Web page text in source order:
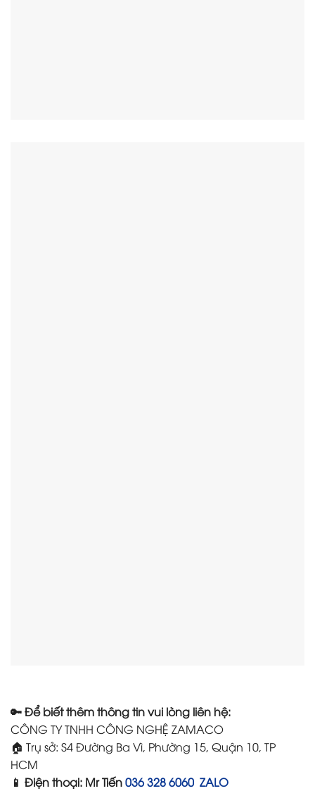
🔑 Để biết thêm thông tin vui lòng liên hệ:
CÔNG TY TNHH CÔNG NGHỆ ZAMACO
🏠 Trụ sở: S4 Đường Ba Vì, Phường 15, Quận 10, TP
HCM
📱 Điện thoại: Mr Tiến036 328 6060 ZALO